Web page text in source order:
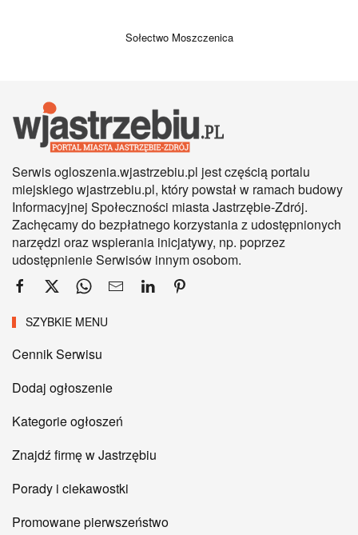
Sołectwo Moszczenica
Serwis ogloszenia.wjastrzebiu.pl jest częścią portalu
miejskiego wjastrzebiu.pl, który powstał w ramach budowy
Informacyjnej Społeczności miasta Jastrzębie-Zdrój.
Zachęcamy do bezpłatnego korzystania z udostępnionych
narzędzi oraz wspierania inicjatywy, np. poprzez
udostępnienie Serwisów innym osobom.
SZYBKIE MENU
Cennik Serwisu
Dodaj ogłoszenie
Kategorie ogłoszeń
Znajdź firmę w Jastrzębiu
Porady i ciekawostki
Promowane pierwszeństwo